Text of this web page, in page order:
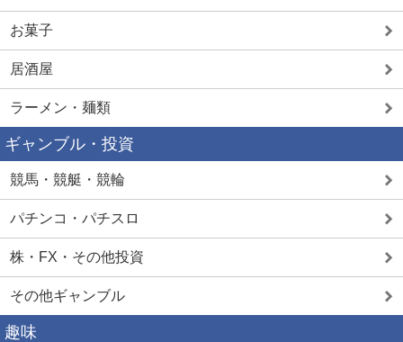
お菓子
居酒屋
ラーメン・麺類
ギャンブル・投資
競馬・競艇・競輪
パチンコ・パチスロ
株・FX・その他投資
その他ギャンブル
趣味